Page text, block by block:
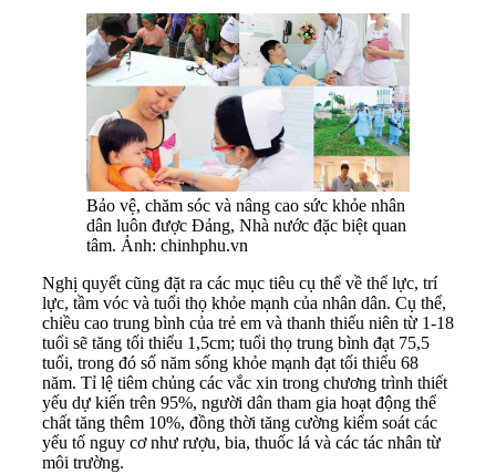
Bảo vệ, chăm sóc và nâng cao sức khỏe nhân
dân luôn được Đảng, Nhà nước đặc biệt quan
tâm. Ảnh: chinhphu.vn
Nghị quyết cũng đặt ra các mục tiêu cụ thể về thể lực, trí
lực, tầm vóc và tuổi thọ khỏe mạnh của nhân dân. Cụ thể,
chiều cao trung bình của trẻ em và thanh thiếu niên từ 1-18
tuổi sẽ tăng tối thiểu 1,5cm; tuổi thọ trung bình đạt 75,5
tuổi, trong đó số năm sống khỏe mạnh đạt tối thiểu 68
năm. Tỉ lệ tiêm chủng các vắc xin trong chương trình thiết
yếu dự kiến trên 95%, người dân tham gia hoạt động thể
chất tăng thêm 10%, đồng thời tăng cường kiểm soát các
yếu tố nguy cơ như rượu, bia, thuốc lá và các tác nhân từ
môi trường.